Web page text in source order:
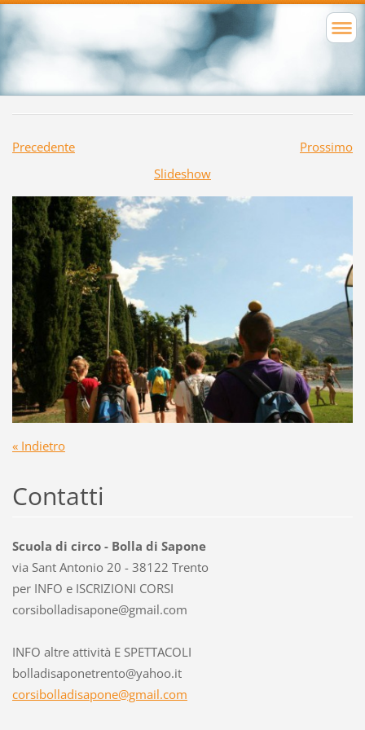
Precedente
Prossimo
Slideshow
« Indietro
Contatti
Scuola di circo - Bolla di Sapone
via Sant Antonio 20 - 38122 Trento
per INFO e ISCRIZIONI CORSI
corsibolladisapone@gmail.com
INFO altre attività E SPETTACOLI
bolladisaponetrento@yahoo.it
corsibolladisapone@gmail.com